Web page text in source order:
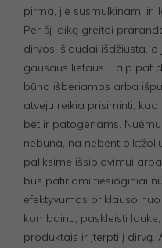
pirma, jie susmulkinami ir
Per šį laiką greitai
dirvos, šiaudai išdžiūsta,
gausaus lietaus. Taip pat
būna išberiamos arba
atveju reikia prisiminti,
bet ir patogenams.
nebūna, na nebent
paliksime išsiplovimui
bus patiriami tiesioginiai
efektyvumas priklauso
kombainu, paskleisti
produktais ir įterpti į dirvą.